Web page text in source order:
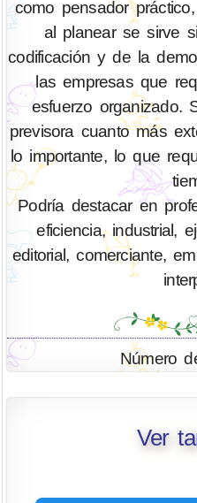
como pensador
al planear se sirve
codificación y de la
las empresas que
esfuerzo organizado.
previsora cuanto más
lo importante, lo que
Podría destacar en
eficiencia, industrial,
editorial, comerciante,
Número
Ver